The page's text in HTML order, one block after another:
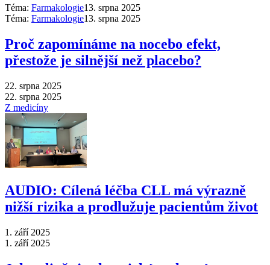
Téma: Farmakologie13. srpna 2025
Téma: Farmakologie13. srpna 2025
Proč zapomínáme na nocebo efekt,
přestože je silnější než placebo?
22. srpna 2025
22. srpna 2025
Z medicíny
AUDIO: Cílená léčba CLL má výrazně
nižší rizika a prodlužuje pacientům život
1. září 2025
1. září 2025